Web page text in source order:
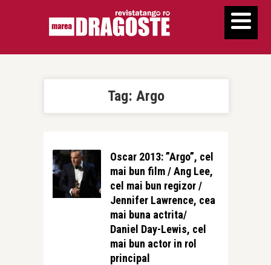
Tag: Argo
Oscar 2013: ”Argo”, cel
mai bun film / Ang Lee,
cel mai bun regizor /
Jennifer Lawrence, cea
mai buna actrita/
Daniel Day-Lewis, cel
mai bun actor in rol
principal